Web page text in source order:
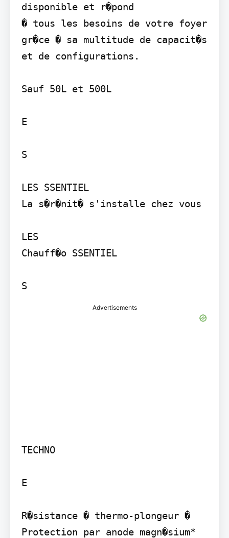
disponible et r�pond
� tous les besoins de votre foyer
gr�ce � sa multitude de capacit�s
et de configurations.
Sauf 50L et 500L
E
S
LES SSENTIEL
La s�r�nit� s'installe chez vous
LES
Chauff�o SSENTIEL
S
Advertisements
TECHNO
E
R�sistance � thermo-plongeur �
Protection par anode magn�sium*